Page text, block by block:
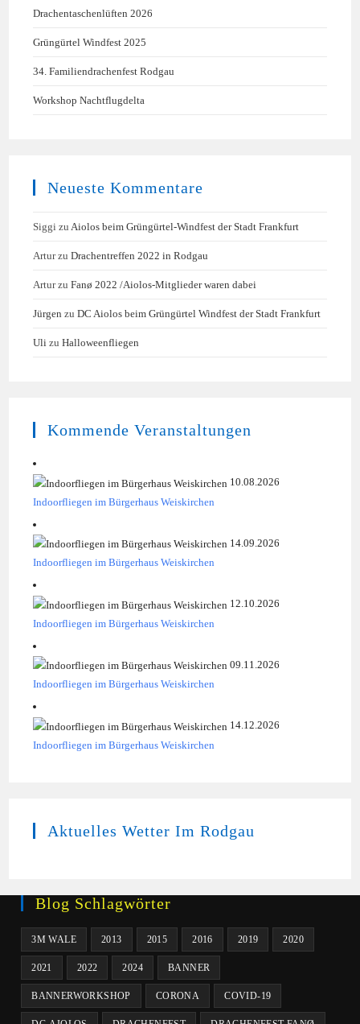
Drachentaschenlüften 2026
Grüngürtel Windfest 2025
34. Familiendrachenfest Rodgau
Workshop Nachtflugdelta
Neueste Kommentare
Siggi zuAiolos beim Grüngürtel-Windfest der Stadt Frankfurt
ArturzuDrachentreffen 2022 in Rodgau
ArturzuFanø 2022 /Aiolos-Mitglieder waren dabei
Jürgen zuDC Aiolos beim Grüngürtel Windfest der Stadt Frankfurt
Uli zuHalloweenfliegen
Kommende Veranstaltungen
10.08.2026
Indoorfliegen im Bürgerhaus Weiskirchen
14.09.2026
Indoorfliegen im Bürgerhaus Weiskirchen
12.10.2026
Indoorfliegen im Bürgerhaus Weiskirchen
09.11.2026
Indoorfliegen im Bürgerhaus Weiskirchen
14.12.2026
Indoorfliegen im Bürgerhaus Weiskirchen
Aktuelles Wetter Im Rodgau
Blog Schlagwörter
3M WALE 2013 2015 2016 2019 2020
2021 2022 2024 BANNER
BANNERWORKSHOP CORONA COVID-19